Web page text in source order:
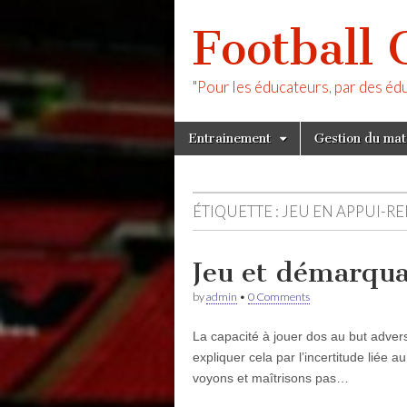
Football
"Pour les éducateurs, par des
Main
menu
Skip
to
Entrainement Gestion du
ÉTIQUETTE : JEU EN APPUI-
Jeu et
byadmin • 0 Comments
La capacité à jouer dos au but
expliquer cela par l’incertitude liée
voyons et maîtrisons pas…